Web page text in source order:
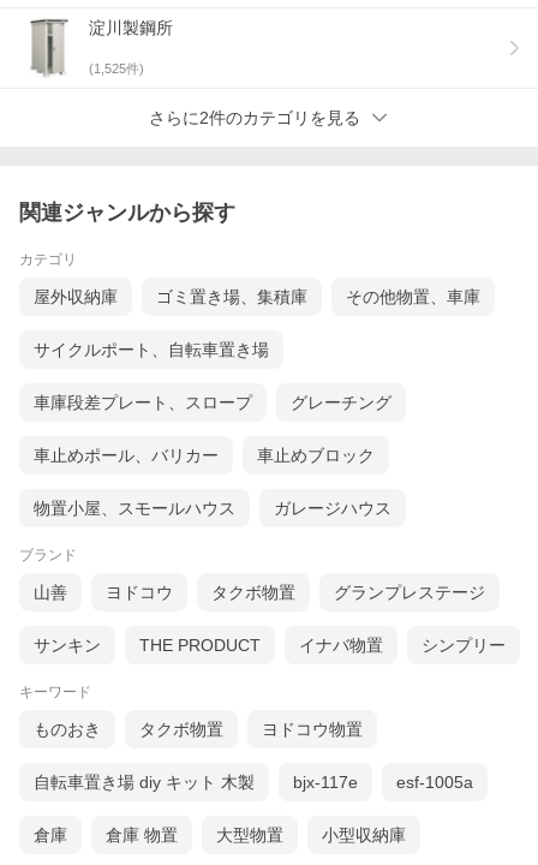
淀川製鋼所
(1,525件)
さらに2件のカテゴリを見る
関連ジャンルから探す
カテゴリ
屋外収納庫 ゴミ置き場、集積庫 その他物置、車庫
サイクルポート、自転車置き場
車庫段差プレート、スロープ グレーチング
車止めポール、バリカー 車止めブロック
物置小屋、スモールハウス ガレージハウス
ブランド
山善 ヨドコウ タクボ物置 グランプレステージ
サンキン THE PRODUCT イナバ物置 シンプリー
キーワード
ものおき タクボ物置 ヨドコウ物置
自転車置き場 diy キット 木製 bjx-117e esf-1005a
倉庫 倉庫 物置 大型物置 小型収納庫